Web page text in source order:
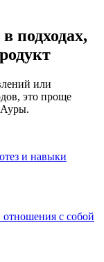
подходах,
или
это проще
Ауры.
и навыки
с собой